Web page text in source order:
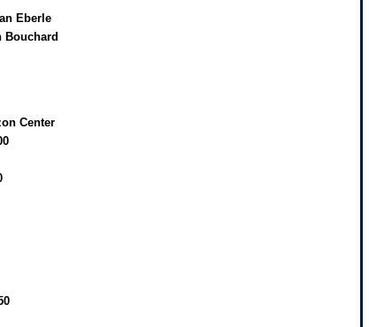
Eberle
Bouchard
Center